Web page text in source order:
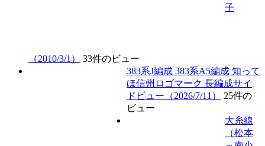
子
（2010/3/1）
33件のビュー
383系J編成 383系A5編成 知って
ほ信州ロゴマーク 長編成サイ
ドビュー（2026/7/11）
25件の
ビュー
大糸線
（松本